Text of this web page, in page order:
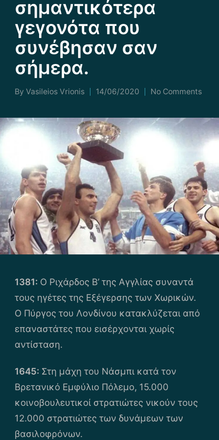
σημαντικότερα
γεγονότα που
συνέβησαν σαν
σήμερα.
Posted
By Vasileios Vrionis 14/06/2020 No Comments
1381: Ο Ριχάρδος Β’ της Αγγλίας συναντά
τους ηγέτες της Εξέγερσης των Χωρικών.
Ο Πύργος του Λονδίνου κατακλύζεται από
επαναστάτες που εισέρχονται χωρίς
αντίσταση.
1645: Στη μάχη του Νάσμπι κατά τον
Βρετανικό Εμφύλιο Πόλεμο, 15.000
κοινοβουλευτικοί στρατιώτες νικούν τους
12.000 στρατιώτες των δυνάμεων των
βασιλοφρόνων.